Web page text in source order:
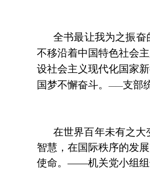
全书最让我为之振奋
不移沿着中国特色社会
设社会主义现代化国家
国梦不懈奋斗。
——支部
在世界百年未有之大
智慧，在国际秩序的发
使命。——机关党小组组